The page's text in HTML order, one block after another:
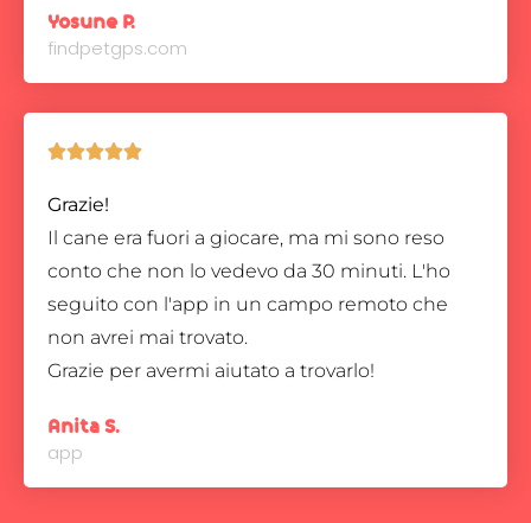
Yosune P.
findpetgps.com

Grazie!
Il cane era fuori a giocare, ma mi sono reso
conto che non lo vedevo da 30 minuti. L'ho
seguito con l'app in un campo remoto che
non avrei mai trovato.
Grazie per avermi aiutato a trovarlo!
Anita S.
app